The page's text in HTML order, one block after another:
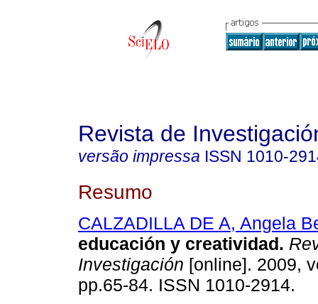
Revista de
versão impressa ISSN 1010-
Resumo
CALZADILLA DE A, Angela
educación y creatividad.
Investigación [online]. 2009,
pp.65-84. ISSN 1010-2914.